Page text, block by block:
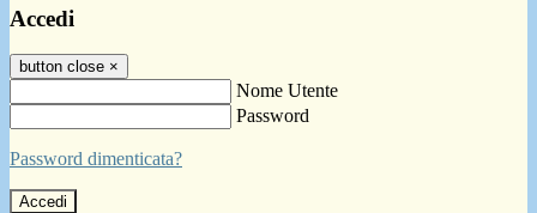
Accedi
button close ×
Nome Utente
Password
Password dimenticata?